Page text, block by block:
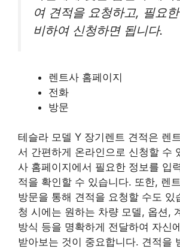
여 견적을 요청하고, 필요
비하여 신청하면 됩니다.
렌트사 홈페이지
전화
방문
테슬라 모델 Y 장기렌트 견적은 렌
서 간편하게 온라인으로 신청할 수
사 홈페이지에서 필요한 정보를 입
적을 확인할 수 있습니다. 또한, 렌
방문을 통해 견적을 요청할 수도 있
청 시에는 원하는 차량 모델, 옵션,
방식 등을 명확하게 전달하여 자신
받아보는 것이 중요합니다. 견적을